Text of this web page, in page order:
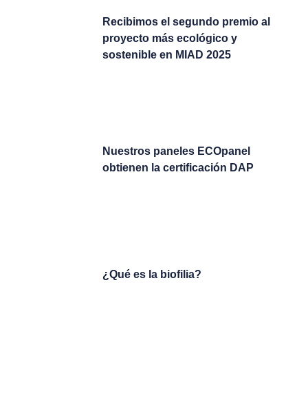
Recibimos el segundo premio al
proyecto más ecológico y
sostenible en MIAD 2025
Nuestros paneles ECOpanel
obtienen la certificación DAP
¿Qué es la biofilia?